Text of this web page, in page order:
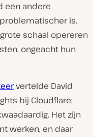
een andere
is.
grote schaal opereren
ongeacht hun
vertelde David
bij Cloudflare:
Het zijn
werken, en daar